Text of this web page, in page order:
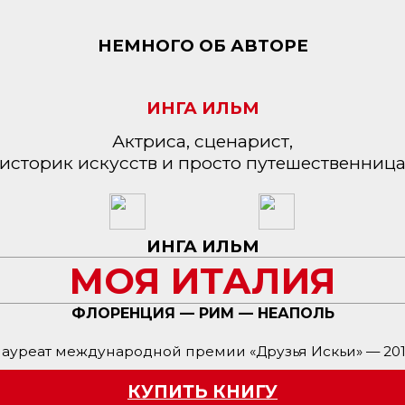
НЕМНОГО ОБ АВТОРЕ
ИНГА ИЛЬМ
Актриса, сценарист,
историк искусств и просто путешественница
ИНГА ИЛЬМ
МОЯ ИТАЛИЯ
ФЛОРЕНЦИЯ — РИМ — НЕАПОЛЬ
международной премии «Друзья Искьи» —
КУПИТЬ КНИГУ